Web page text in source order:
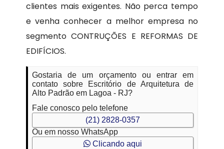
clientes mais exigentes. Não perca tempo
e venha conhecer a melhor empresa no
segmento CONTRUÇÕES E REFORMAS DE
EDIFÍCIOS.
Gostaria de um orçamento ou entrar em
contato sobre Escritório de Arquitetura de
Alto Padrão em Lagoa - RJ?
Fale conosco pelo telefone
(21) 2828-0357
Ou em nosso WhatsApp
Clicando aqui